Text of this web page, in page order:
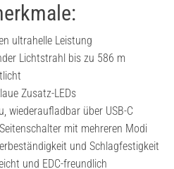
ultrahelle Leistung
Lichtstrahl bis zu 586 m
Zusatz-LEDs
wiederaufladbar über USB-C
mit mehreren Modi
und Schlagfestigkeit
und EDC-freundlich